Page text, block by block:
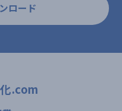
ロード
.com